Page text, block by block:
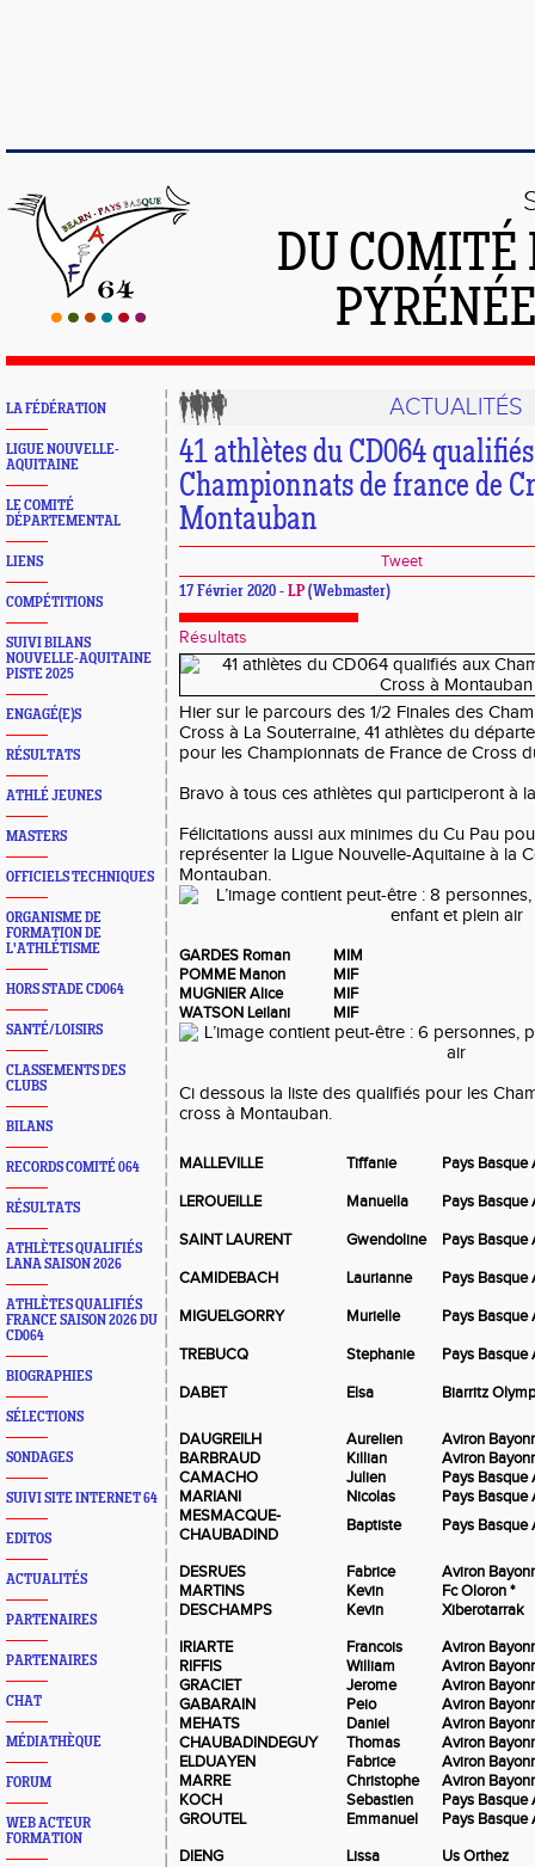
DU
LA FÉDÉRATION
LIGUE NOUVELLE-
AQUITAINE
LE COMITÉ
DÉPARTEMENTAL
LIENS
COMPÉTITIONS
SUIVI BILANS
NOUVELLE-AQUITAINE
PISTE 2025
ENGAGÉ(E)S
RÉSULTATS
ATHLÉ JEUNES
MASTERS
OFFICIELS TECHNIQUES
ORGANISME DE
FORMATION DE
L'ATHLÉTISME
HORS STADE CD064
SANTÉ/LOISIRS
CLASSEMENTS DES
CLUBS
BILANS
RECORDS COMITÉ 064
RÉSULTATS
ATHLÈTES QUALIFIÉS
LANA SAISON 2026
ATHLÈTES QUALIFIÉS
FRANCE SAISON 2026 DU
CD064
BIOGRAPHIES
SÉLECTIONS
SONDAGES
SUIVI SITE INTERNET 64
EDITOS
ACTUALITÉS
PARTENAIRES
PARTENAIRES
CHAT
MÉDIATHÈQUE
FORUM
WEB ACTEUR
FORMATION
ACTUALITÉS
41 athlètes du CD064
Championnats de france de
Montauban
Tweet
17 Février 2020 - LP (Webmaster)
Résultats
Hier sur le parcours des 1/2 Finales des
Cross à La Souterraine, 41 athlètes du
pour les Championnats de France de Cross
Bravo à tous ces athlètes qui participeront à
Félicitations aussi aux minimes du Cu Pau
représenter la Ligue Nouvelle-Aquitaine à la
Montauban.
GARDES Roman
MIM
POMME Manon
MIF
MUGNIER Alice
MIF
WATSON Leilani
MIF
Ci dessous la liste des qualifiés pour les
cross à Montauban.
MALLEVILLE Tiffanie
Pays Basque
LEROUEILLE
Manuella
Pays Basque
SAINT LAURENT
Gwendoline
Pays Basque
CAMIDEBACH
Laurianne
Pays Basque
MIGUELGORRY
Murielle
Pays Basque
TREBUCQ
Stephanie
Pays Basque
DABET
Elsa Biarritz
DAUGREILH Aurelien
Aviron
BARBRAUD
Killian
Aviron
CAMACHO
Julien
Pays Basque
MARIANI
Nicolas
Pays Basque
MESMACQUE-
CHAUBADIND
Baptiste Pays Basque
DESRUES Fabrice
Aviron
MARTINS
Kevin
Fc Oloron *
DESCHAMPS
Kevin
Xiberotarrak
IRIARTE
Francois
Aviron
RIFFIS
William
Aviron
GRACIET
Jerome
Aviron
GABARAIN
Peio
Aviron
MEHATS
Daniel
Aviron
CHAUBADINDEGUY
Thomas
Aviron
ELDUAYEN
Fabrice
Aviron
MARRE
Christophe
Aviron
KOCH
Sebastien
Pays Basque
GROUTEL
Emmanuel
Pays Basque
DIENG
Lissa Us Orthez